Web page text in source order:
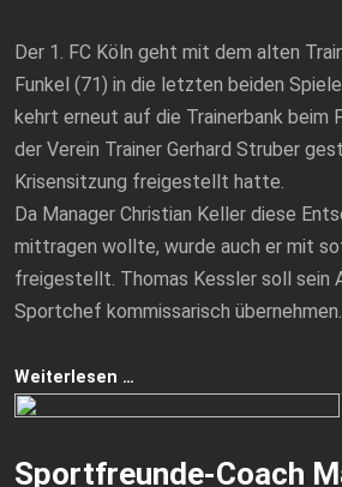
Der 1. FC Köln geht mit dem alten
Funkel (71) in die letzten beiden
kehrt erneut auf die Trainerbank beim
der Verein Trainer Gerhard Struber
Krisensitzung freigestellt hatte.
Da Manager Christian Keller diese
mittragen wollte, wurde auch er mit
freigestellt. Thomas Kessler soll sein
Sportchef kommissarisch übernehmen.
Weiterlesen …
Sportfreunde-Coach